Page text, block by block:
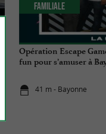
Opération Escape
fun pour s’amuser à
41 m - Bayonne
Familiale